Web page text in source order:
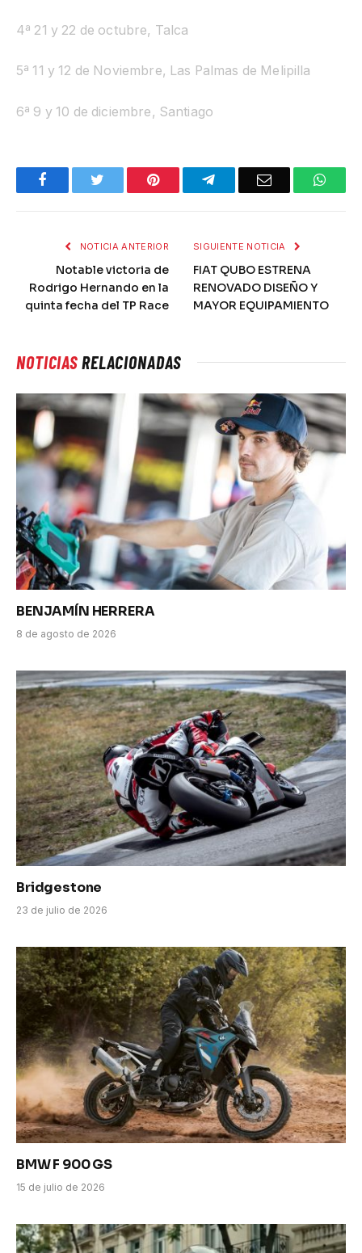
4ª 21 y 22 de octubre, Talca
5ª 11 y 12 de Noviembre, Las Palmas de Melipilla
6ª 9 y 10 de diciembre, Santiago
Facebook Pinterest TelegramEmail
NOTICIA ANTERIOR
Notable victoria de
Rodrigo Hernando en la
quinta fecha del TP Race
SIGUIENTE NOTICIA
FIAT QUBO ESTRENA
RENOVADO DISEÑO Y
MAYOR EQUIPAMIENTO
NOTICIASRELACIONADAS
BENJAMÍN HERRERA
8 de agosto de 2026
Bridgestone
23 de julio de 2026
BMW F 900 GS
15 de julio de 2026